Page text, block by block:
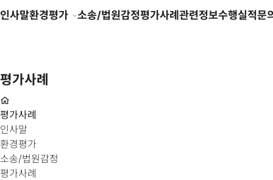
인사말환경평가 소송/법원감정평가사례관련정보수행실적문
평가사례
평가사례
인사말
환경평가
소송/법원감정
평가사례